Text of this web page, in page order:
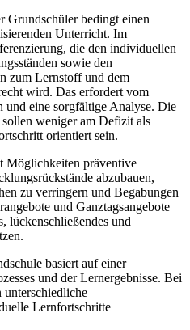
Grundschüler bedingt einen
Unterricht. Im
die den individuellen
sowie den
zum Lernstoff und dem
wird. Das erfordert vom
und eine sorgfältige Analyse. Die
weniger am Defizit als
orientiert sein.
Möglichkeiten präventive
abzubauen,
zu verringern und Begabungen
und Ganztagsangebote
lückenschließendes und
basiert auf einer
und der Lernergebnisse. Bei
unterschiedliche
Lernfortschritte